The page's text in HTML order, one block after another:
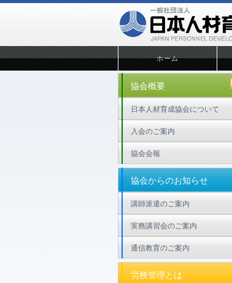
ホーム
協会概要
日本人材育成協会について
入会のご案内
協会会報
協会からのお知らせ
講師派遣のご案内
実務講習会のご案内
通信教育のご案内
労務管理とは